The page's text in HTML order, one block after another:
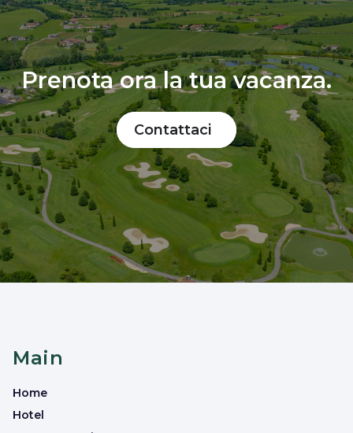
Prenota ora la tua vacanza.
Contattaci
Main
Home
Hotel